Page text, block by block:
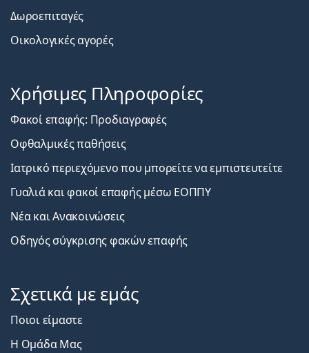
Δωροεπιταγές
Οικολογικές αγορές
Χρήσιμες Πληροφορίες
Φακοί επαφής: Προδιαγραφές
Οφθαλμικές παθήσεις
Ιατρικό περιεχόμενο που μπορείτε να εμπιστευτείτε
Γυαλιά και φακοί επαφής μέσω ΕΟΠΠΥ
Νέα και Ανακοινώσεις
Οδηγός σύγκρισης φακών επαφής
Σχετικά με εμάς
Ποιοι είμαστε
Η Ομάδα Μας